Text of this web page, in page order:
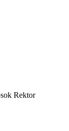
Rektor